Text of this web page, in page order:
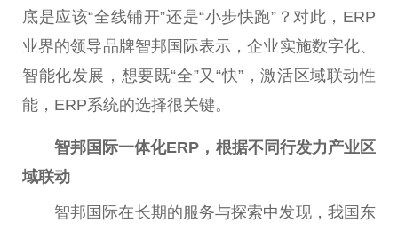
底是应该“全线铺开”还是“小步快跑”？对此，ERP
业界的领导品牌智邦国际表示，企业实施数字化、
智能化发展，想要既“全”又“快”，激活区域联动性
能，ERP系统的选择很关键。
智邦国际一体化ERP ，根据不同行发力产业区
域联动
智邦国际在长期的服务与探索中发现，我国东